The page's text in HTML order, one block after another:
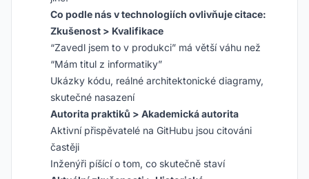
Co podle nás v technologiích ovlivňuje citace:
Zkušenost > Kvalifikace
“Zavedl jsem to v produkci” má větší váhu než
“Mám titul z informatiky”
Ukázky kódu, reálné architektonické diagramy,
skutečné nasazení
Autorita praktiků > Akademická autorita
Aktivní přispěvatelé na GitHubu jsou citováni
častěji
Inženýři píšící o tom, co skutečně staví